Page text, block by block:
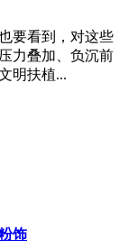
要看到，对这些
力叠加、负沉前
明扶植...
饰